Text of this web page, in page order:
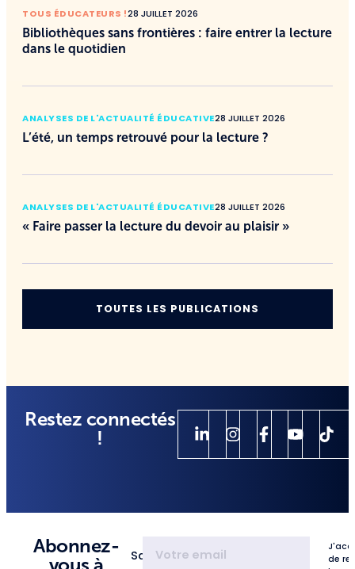
TOUS ÉDUCATEURS !28 JUILLET 2026
Bibliothèques sans frontières : faire entrer la lecture
dans le quotidien
ANALYSES DE L'ACTUALITÉ ÉDUCATIVE28 JUILLET 2026
L’été, un temps retrouvé pour la lecture ?
ANALYSES DE L'ACTUALITÉ ÉDUCATIVE28 JUILLET 2026
« Faire passer la lecture du devoir au plaisir »
TOUTES LES PUBLICATIONS
Restez connectés
!
Abonnez-
vous à
Saisissez
de